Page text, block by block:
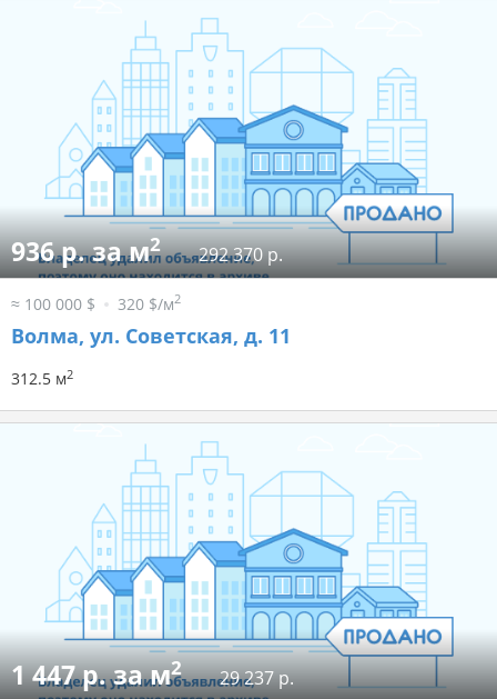
936 р. за м2 292 370 р.
≈ 100 000 $ 320 $/м2
Волма, ул. Советская, д. 11
312.5 м2
1 447 р. за м2 29 237 р.